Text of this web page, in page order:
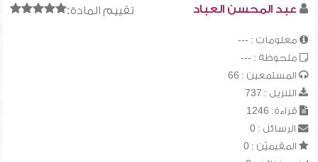
تقييم المادة: عبد المحسن العباد
معلومات : ---
ملحوظة : ---
المستمعين : 66
التنزيل : 737
قراءة: 1246
الرسائل : 0
المقيميّن : 0